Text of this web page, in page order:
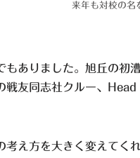
来年も対校の名
もありました。旭丘の初
戦友同志社クルー、
考え方を大きく変えてく